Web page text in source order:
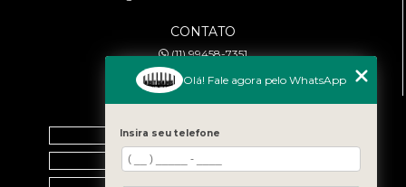
CONTATO
(11) 99458-7351
cursoabtrans@gmail.com
Home
Empresa
Olá! Fale agora pelo WhatsApp
Insira seu telefone